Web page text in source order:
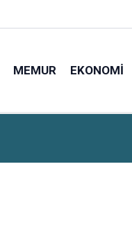
MEMUR EKONOMI